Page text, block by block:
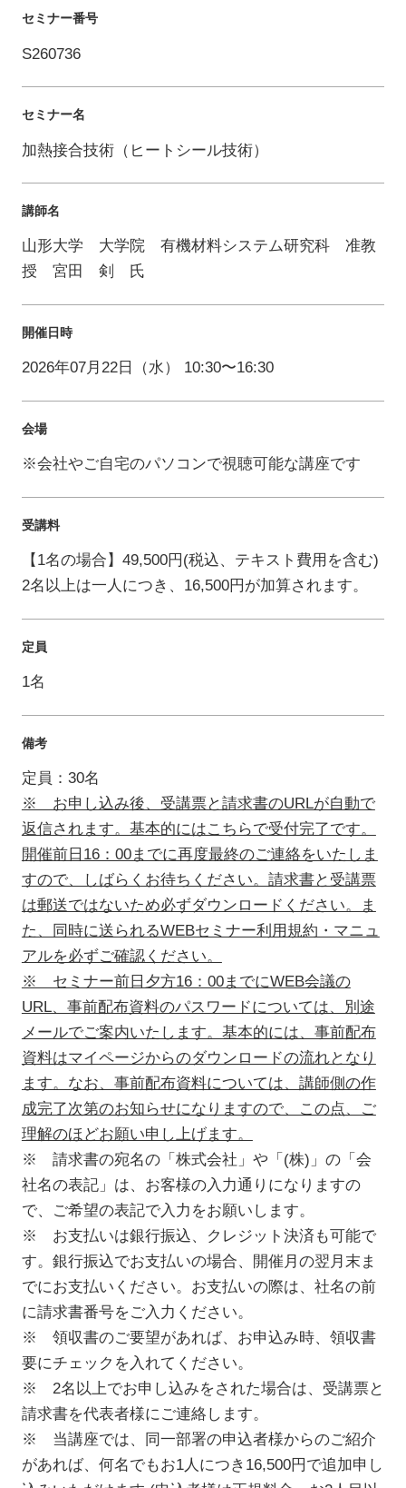
セミナー番号
S260736
セミナー名
加熱接合技術（ヒートシール技術）
講師名
山形大学 大学院 有機材料システム研究科 准教
授 宮田 剣 氏
開催日時
2026年07月22日（水） 10:30〜16:30
会場
※会社やご自宅のパソコンで視聴可能な講座です
受講料
【1名の場合】49,500円(税込、テキスト費用を含む)
2名以上は一人につき、16,500円が加算されます。
定員
1名
備考
定員：30名
※ お申し込み後、受講票と請求書のURLが自動で
返信されます。基本的にはこちらで受付完了です。
開催前日16：00までに再度最終のご連絡をいたしま
すので、しばらくお待ちください。請求書と受講票
は郵送ではないため必ずダウンロードください。ま
た、同時に送られるWEBセミナー利用規約・マニュ
アルを必ずご確認ください。
※ セミナー前日夕方16：00までにWEB会議の
URL、事前配布資料のパスワードについては、別途
メールでご案内いたします。基本的には、事前配布
資料はマイページからのダウンロードの流れとなり
ます。なお、事前配布資料については、講師側の作
成完了次第のお知らせになりますので、この点、ご
理解のほどお願い申し上げます。
※ 請求書の宛名の「株式会社」や「(株)」の「会
社名の表記」は、お客様の入力通りになりますの
で、ご希望の表記で入力をお願いします。
※ お支払いは銀行振込、クレジット決済も可能で
す。銀行振込でお支払いの場合、開催月の翌月末ま
でにお支払いください。お支払いの際は、社名の前
に請求書番号をご入力ください。
※ 領収書のご要望があれば、お申込み時、領収書
要にチェックを入れてください。
※ 2名以上でお申し込みをされた場合は、受講票と
請求書を代表者様にご連絡します。
※ 当講座では、同一部署の申込者様からのご紹介
があれば、何名でもお1人につき16,500円で追加申し